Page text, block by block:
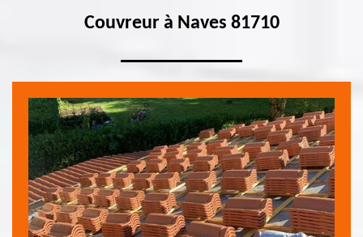
Couvreur à Naves 81710